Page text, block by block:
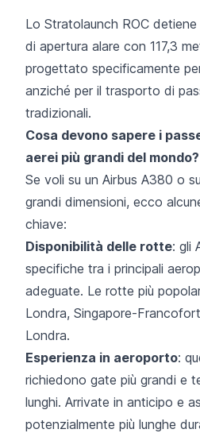
Lo Stratolaunch ROC
di apertura alare con 117,3
progettato specificamente
anziché per il trasporto di
tradizionali.
Cosa devono sapere i
aerei più grandi del mondo?
Se voli su un Airbus A380 o
grandi dimensioni, ecco
chiave:
Disponibilità delle rotte: gli
specifiche tra i principali
adeguate. Le rotte più
Londra, Singapore-
Londra.
Esperienza in aeroporto:
richiedono gate più grandi e
lunghi. Arrivate in anticipo e
potenzialmente più lunghe